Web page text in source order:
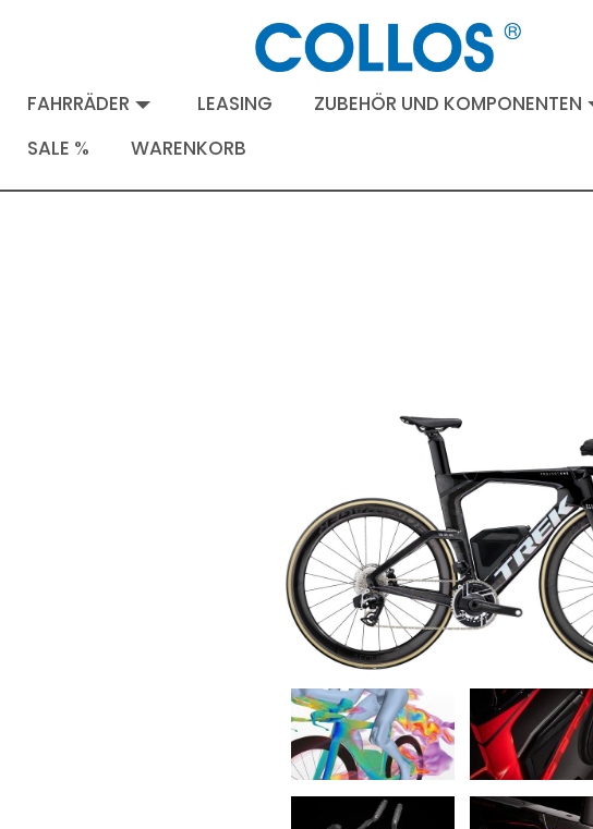
FAHRRÄDER LEASING ZUBEHÖR UND KOMPONENTEN
SALE %
WARENKORB